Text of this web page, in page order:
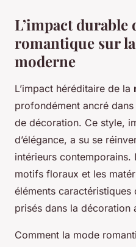
L’impact durable
romantique sur
moderne
L’impact héréditaire de la
profondément ancré
de décoration. Ce style,
d’élégance, a su se
intérieurs contemporains.
motifs floraux et les
éléments
prisés dans la décoration
Comment la mode